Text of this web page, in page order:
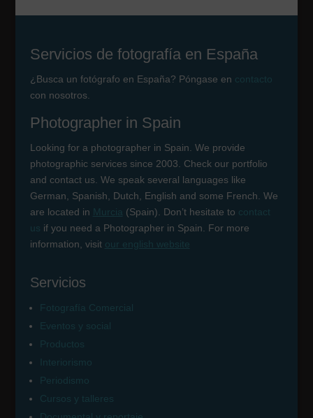
Servicios de fotografía en España
¿Busca un fotógrafo en España? Póngase en contacto
con nosotros.
Photographer in Spain
Looking for a photographer in Spain. We provide
photographic services since 2003. Check our portfolio
and contact us. We speak several languages like
German, Spanish, Dutch, English and some French. We
are located in Murcia (Spain). Don’t hesitate to contact
us if you need a Photographer in Spain. For more
information, visit our english website
Servicios
Fotografía Comercial
Eventos y social
Productos
Interiorismo
Periodismo
Cursos y talleres